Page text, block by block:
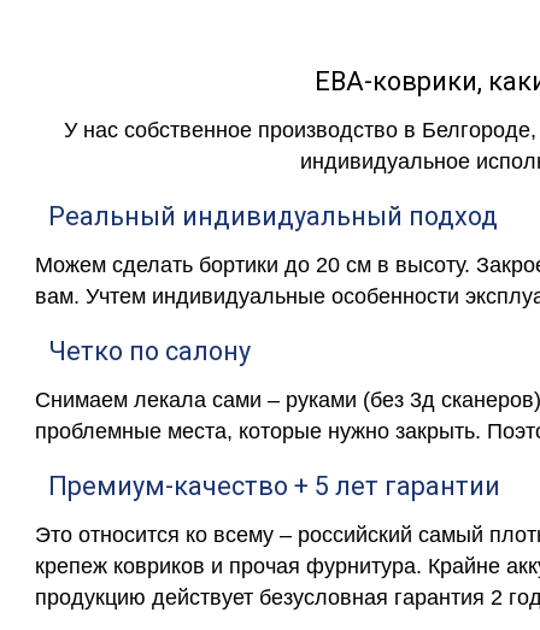
ЕВА-коврики,
У нас собственное производство в
индивидуальное
Реальный индивидуальный подход
Можем сделать бортики до 20 см в высоту.
вам. Учтем индивидуальные особенности
Четко по салону
Снимаем лекала сами – руками (без 3д
проблемные места, которые нужно закрыть.
Премиум-качество + 5 лет гарантии
Это относится ко всему – российский самый
крепеж ковриков и прочая фурнитура. Крайне
продукцию действует безусловная гарантия 2